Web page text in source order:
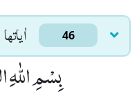
اٰياتها 46
بِسْمِ